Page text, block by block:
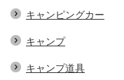
キャンピングカー
キャンプ
キャンプ道具